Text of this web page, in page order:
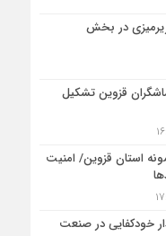
در بخش
قزوین تشکیل
استان قزوین/ امنیت
خودکفایی در صنعت